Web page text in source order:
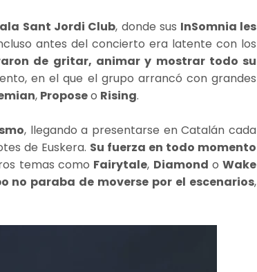
Sant Jordi Club, donde sus InSomnia les
antes del concierto era latente con los
de gritar, animar y mostrar todo su
en el que el grupo arrancó con grandes
, Proposeo Rising.
, llegando a presentarse en Catalán cada
de Euskera. Su fuerza en todo momento
temas como Fairytale, Diamond oWake
no paraba de moverse por el escenarios,